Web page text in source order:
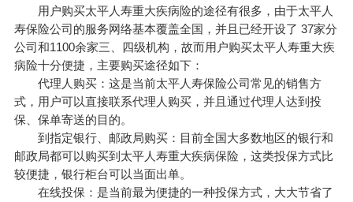
用户购买太平人寿重大疾病险的途径有很多，由于太平人
寿保险公司的服务网络基本覆盖全国，并且已经开设了 37家分
公司和1100余家三、四级机构，故而用户购买太平人寿重大疾
病险十分便捷，主要购买途径如下：
代理人购买：这是当前太平人寿保险公司常见的销售方
式，用户可以直接联系代理人购买，并且通过代理人达到投
保、保单寄送的目的。
到指定银行、邮政局购买：目前全国大多数地区的银行和
邮政局都可以购买到太平人寿重大疾病保险，这类投保方式比
较便捷，银行柜台可以当面出单。
在线投保：是当前最为便捷的一种投保方式，大大节省了